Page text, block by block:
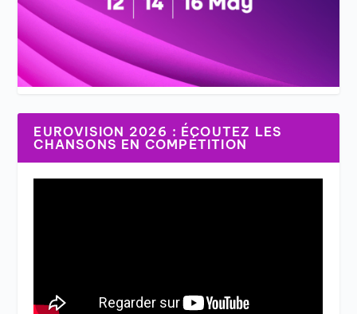
EUROVISION 2026 : ÉCOUTEZ LES
CHANSONS EN COMPÉTITION